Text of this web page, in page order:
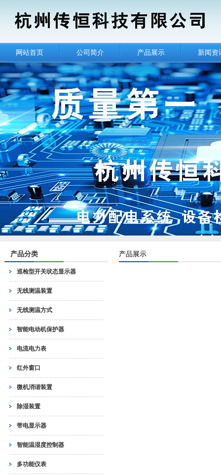
网站首页 公司简介 产品展示 新闻资
产品分类
巡检型开关状态显示器
无线测温装置
无线测温方式
智能电动机保护器
电流电力表
红外窗口
微机消谐装置
除湿装置
带电显示器
智能温湿度控制器
多功能仪表
产品展示